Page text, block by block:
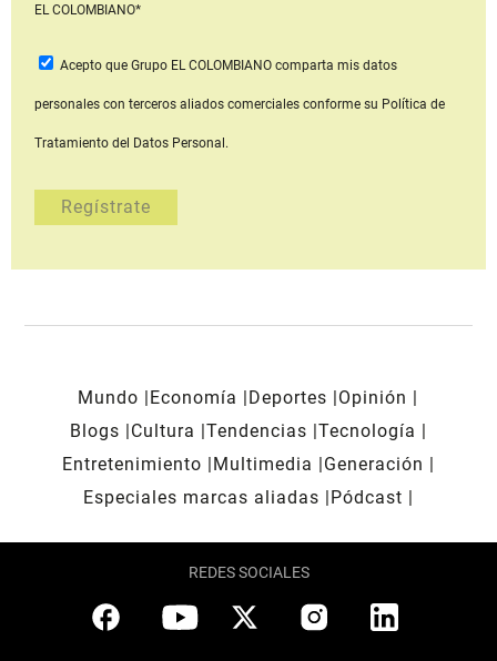
EL COLOMBIANO*
Acepto que Grupo EL COLOMBIANOcomparta mis datos
personales con terceros aliados comerciales conforme su Política de
Tratamiento del Datos Personal.
Mundo Economía Deportes
Opinión
Blogs
Cultura Tendencias Tecnología
Entretenimiento
Multimedia
Generación
Especiales marcas aliadas
Pódcast
REDES SOCIALES